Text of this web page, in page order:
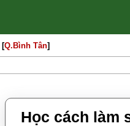
[Q.Bình Tân]
Học cách làm